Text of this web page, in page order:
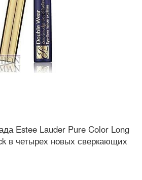
Estee Lauder Pure Color Long
в четырех новых сверкающих